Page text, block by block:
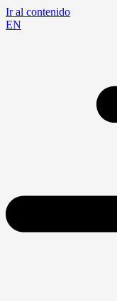
Ir al contenido
EN